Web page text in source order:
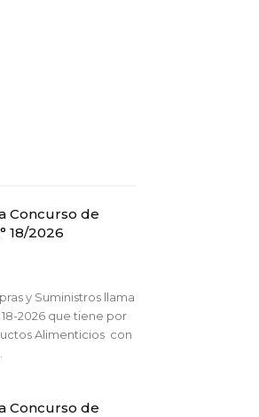
Concurso de
18/2026
y Suministros llama
2026 que tiene por
Alimenticios con
Concurso de